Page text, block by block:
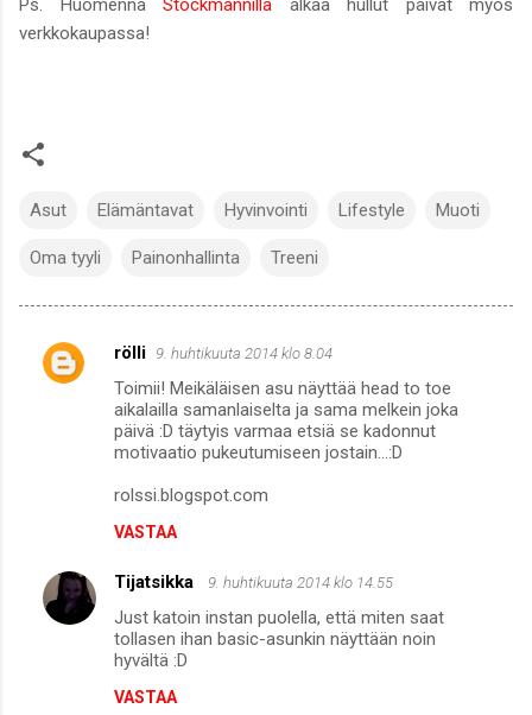
Ps. Huomenna Stockmannilla alkaa hullut päivät myös
verkkokaupassa!
Asut Elämäntavat Hyvinvointi Lifestyle Muoti
Oma tyyli Painonhallinta Treeni
K
i
rölli 9. huhtikuuta 2014 klo 8.04
Toimii! Meikäläisen asu näyttää head to toe
aikalailla samanlaiselta ja sama melkein joka
päivä :D täytyis varmaa etsiä se kadonnut
motivaatio pukeutumiseen jostain...:D
rolssi.blogspot.com
VASTAA
Tijatsikka 9. huhtikuuta 2014 klo 14.55
Just katoin instan puolella, että miten saat
tollasen ihan basic-asunkin näyttään noin
hyvältä :D
VASTAA